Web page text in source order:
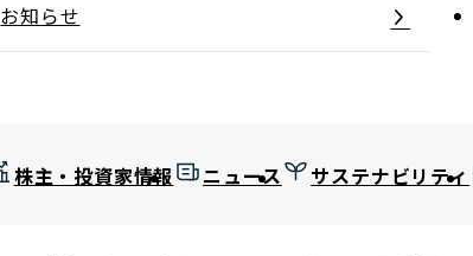
お知らせ
株主・投資家情報 ニュース サステナビリティ